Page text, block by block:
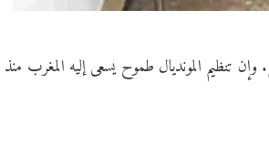
وإن تنظيم المونديال طموح يسعى إليه المغرب